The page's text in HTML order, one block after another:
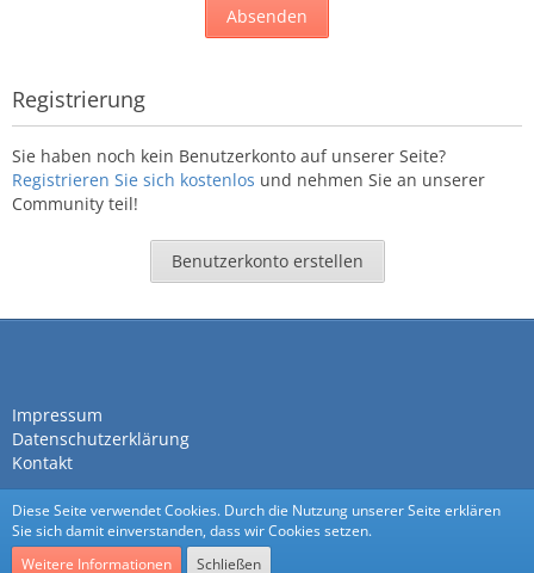
Registrierung
Sie haben noch kein Benutzerkonto auf unserer Seite?
Registrieren Sie sich kostenlos und nehmen Sie an unserer
Community teil!
Benutzerkonto erstellen
Impressum
Datenschutzerklärung
Kontakt
Diese Seite verwendet Cookies. Durch die Nutzung unserer Seite erklären
Sie sich damit einverstanden, dass wir Cookies setzen.
Weitere Informationen
Schließen